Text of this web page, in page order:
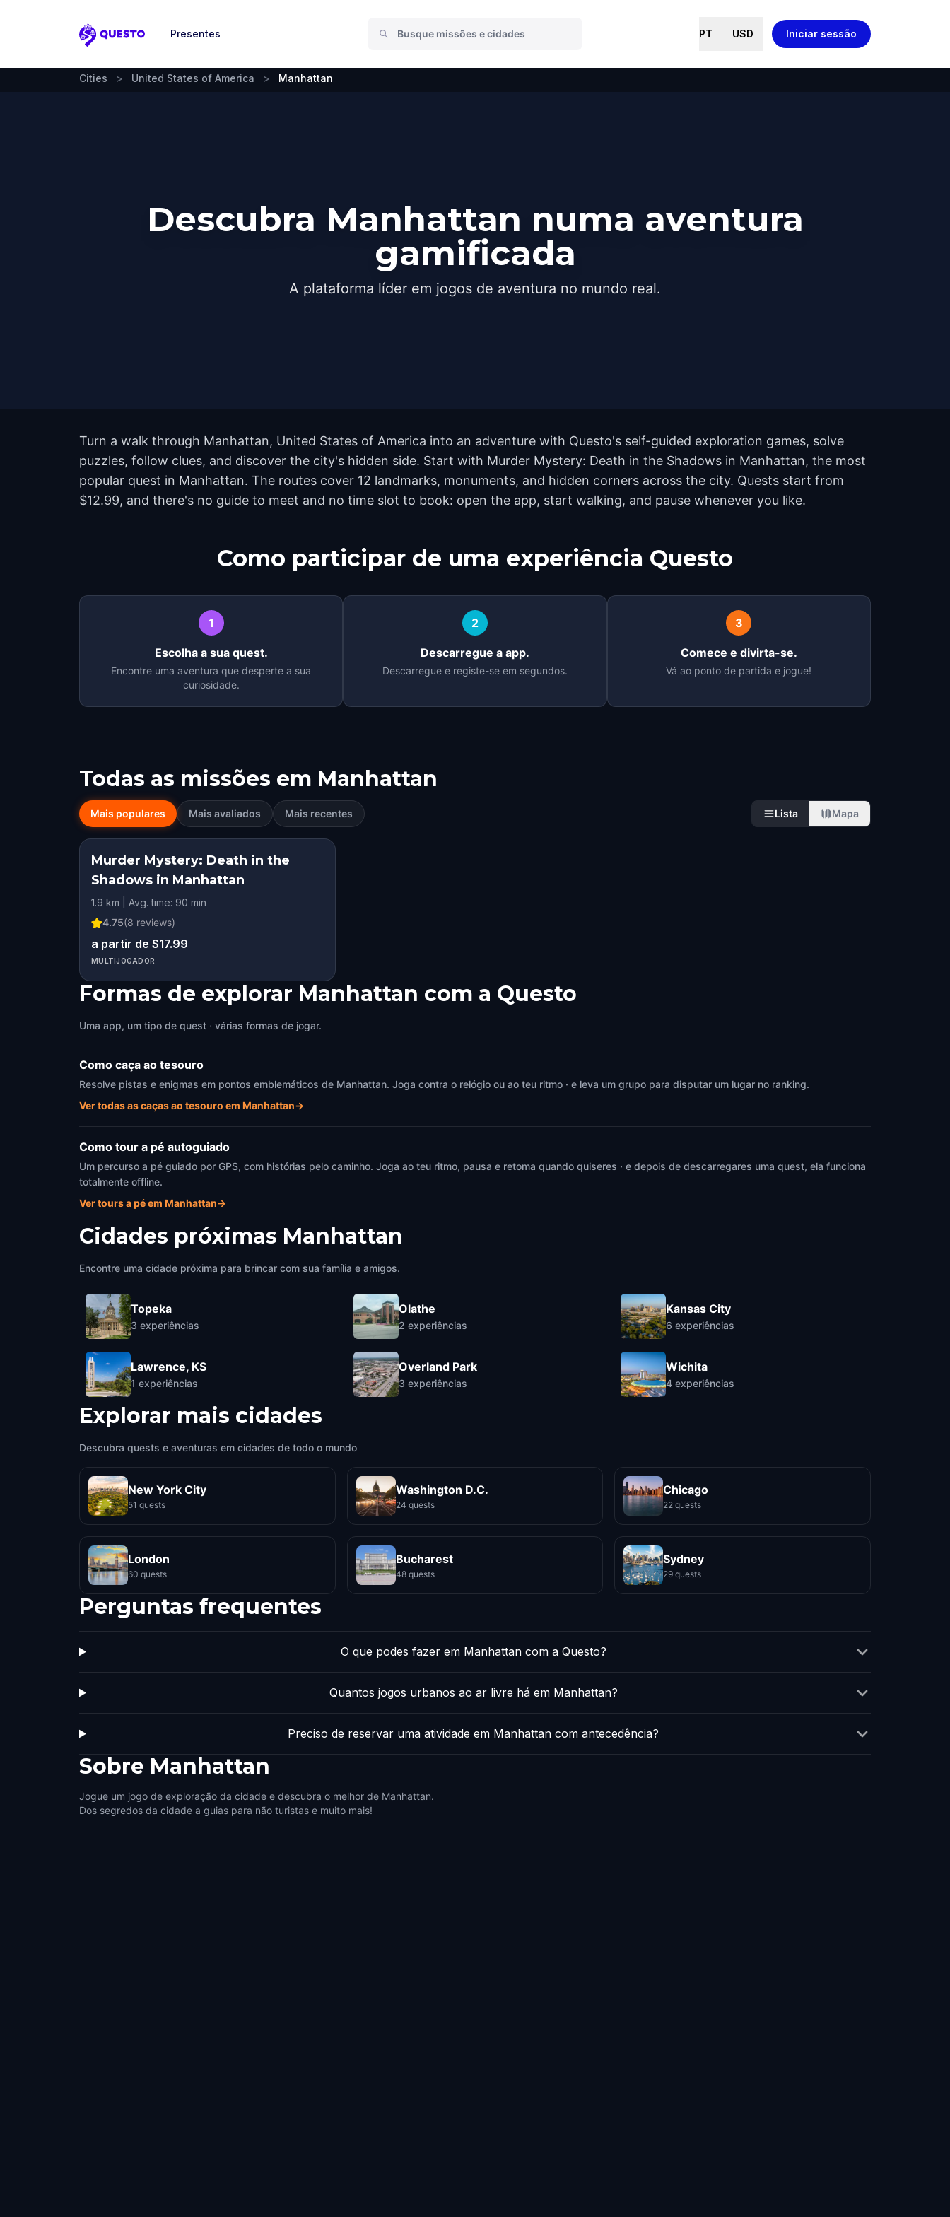
Questo
Presentes PT USD Iniciar sessão
Cities > United States of America > Manhattan
Descubra Manhattan numa aventura
gamificada
A plataforma líder em jogos de aventura no mundo real.
Turn a walk through Manhattan, United States of America into an adventure with Questo's self-guided exploration games, solve
puzzles, follow clues, and discover the city's hidden side. Start with Murder Mystery: Death in the Shadows in Manhattan, the most
popular quest in Manhattan. The routes cover 12 landmarks, monuments, and hidden corners across the city. Quests start from
$12.99, and there's no guide to meet and no time slot to book: open the app, start walking, and pause whenever you like.
Como participar de uma experiência Questo
1
Escolha a sua quest.
Encontre uma aventura que desperte a sua
curiosidade.
2
Descarregue a app.
Descarregue e registe-se em segundos.
3
Comece e divirta-se.
Vá ao ponto de partida e jogue!
Todas as missões em Manhattan
Mais populares Mais avaliados Mais recentes Lista Mapa
Murder Mystery: Death in the
Shadows in Manhattan
1.9 km | Avg. time: 90 min
4.75(8 reviews)
a partir de $17.99
MULTIJOGADOR
Formas de explorar Manhattan com a Questo
Uma app, um tipo de quest · várias formas de jogar.
Como caça ao tesouro
Resolve pistas e enigmas em pontos emblemáticos de Manhattan. Joga contra o relógio ou ao teu ritmo · e leva um grupo para disputar um lugar no ranking.
Ver todas as caças ao tesouro em Manhattan→
Como tour a pé autoguiado
Um percurso a pé guiado por GPS, com histórias pelo caminho. Joga ao teu ritmo, pausa e retoma quando quiseres · e depois de descarregares uma quest, ela funciona
totalmente offline.
Ver tours a pé em Manhattan→
Cidades próximas Manhattan
Encontre uma cidade próxima para brincar com sua família e amigos.
Topeka
3 experiências
Lawrence, KS
1 experiências
Olathe
2 experiências
Overland Park
3 experiências
Kansas City
6 experiências
Wichita
4 experiências
Explorar mais cidades
Descubra quests e aventuras em cidades de todo o mundo
New York City
51 quests
Washington D.C.
24 quests
Chicago
22 quests
London
60 quests
Bucharest
48 quests
Sydney
29 quests
Perguntas frequentes
O que podes fazer em Manhattan com a Questo?
Quantos jogos urbanos ao ar livre há em Manhattan?
Preciso de reservar uma atividade em Manhattan com antecedência?
Sobre Manhattan
Jogue um jogo de exploração da cidade e descubra o melhor de Manhattan.
Dos segredos da cidade a guias para não turistas e muito mais!